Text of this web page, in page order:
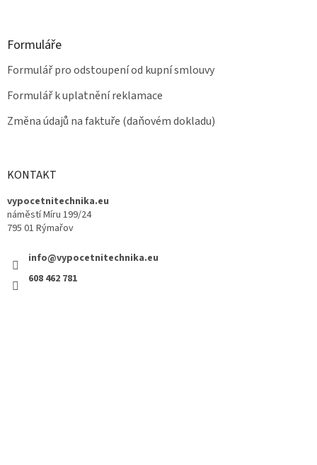
Formuláře
Formulář pro odstoupení od kupní smlouvy
Formulář k uplatnění reklamace
Změna údajů na faktuře (daňovém dokladu)
KONTAKT
vypocetnitechnika.eu
náměstí Míru 199/24
795 01 Rýmařov
info@vypocetnitechnika.eu
608 462 781